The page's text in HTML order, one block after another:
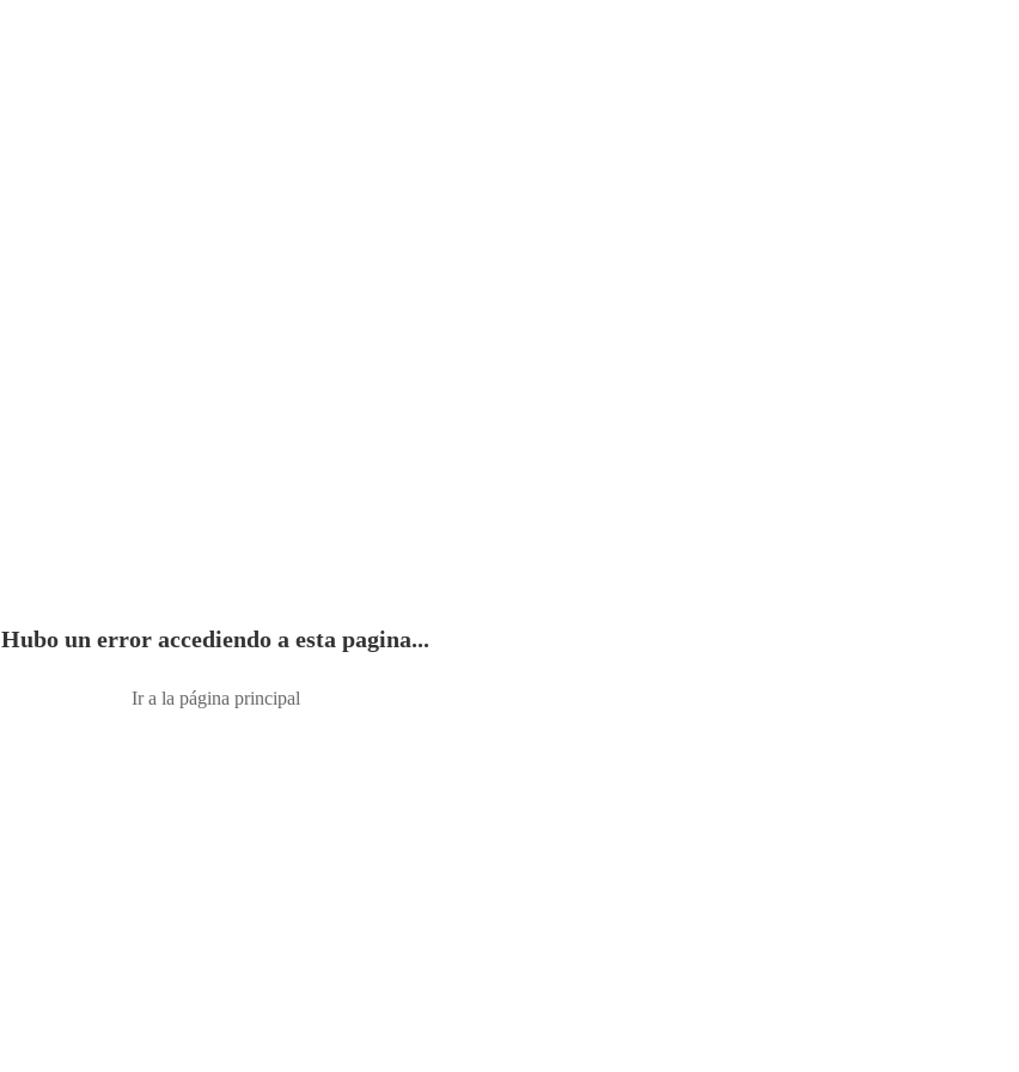
Hubo un error accediendo a esta pagina...
Ir a la página principal